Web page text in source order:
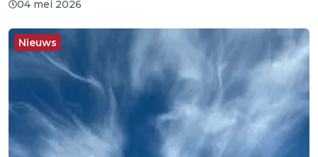
04 mei 2026
Nieuws